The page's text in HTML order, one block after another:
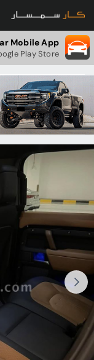
Mobile App
Play Store.